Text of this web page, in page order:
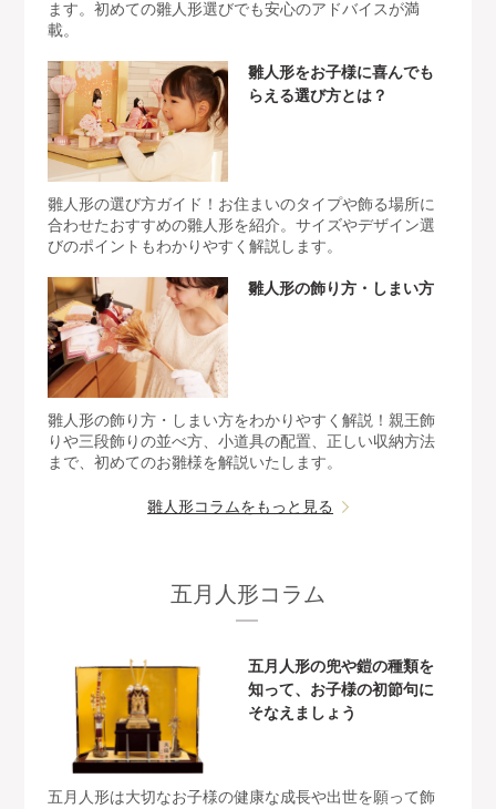
ます。初めての雛人形選びでも安心のアドバイスが満
載。
雛人形をお子様に喜んでも
らえる選び方とは？
雛人形の選び方ガイド！お住まいのタイプや飾る場所に
合わせたおすすめの雛人形を紹介。サイズやデザイン選
びのポイントもわかりやすく解説します。
雛人形の飾り方・しまい方
雛人形の飾り方・しまい方をわかりやすく解説！親王飾
りや三段飾りの並べ方、小道具の配置、正しい収納方法
まで、初めてのお雛様を解説いたします。
雛人形コラムをもっと見る
五月人形コラム
五月人形の兜や鎧の種類を
知って、お子様の初節句に
そなえましょう
五月人形は大切なお子様の健康な成長や出世を願って飾